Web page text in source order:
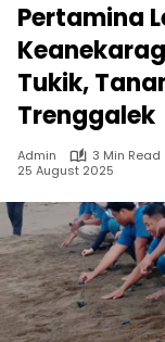
Pertamina
Tukik,
Trenggalek
Admin
3 Min Read
25 August 2025